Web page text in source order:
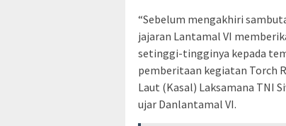
“Sebelum mengakhiri
jajaran Lantamal VI
setinggi-tingginya kepada
pemberitaan kegiatan Torch
Laut (Kasal) Laksamana TNI
ujar Danlantamal VI.